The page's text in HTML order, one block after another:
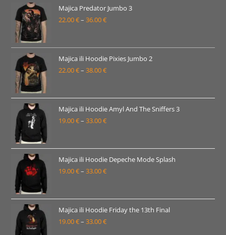
33.00 €
Majica Predator Jumbo 3
22.00€– 36.00€Raspon
od
22.00 €
do
Majica ili Hoodie Pixies Jumbo 2
22.00€– 38.00€Raspon
od
22.00 €
do
Majica ili Hoodie Amyl And The Sniffers 3
19.00€– 33.00€Raspon
od
19.00 €
do
Majica ili Hoodie Depeche Mode Splash
19.00€– 33.00€Raspon
od
19.00 €
do
Majica ili Hoodie Friday the 13th Final
19.00€– 33.00€Raspon